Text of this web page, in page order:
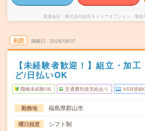
派遣会社 株式会社綜合キャリアオプション 製造
未読 掲載日 2026/08/07
【未経験者歓迎！】組立・加
ど/日払いOK
職種未経験OK 交通費別途支給あり WEB登録
勤務地 福島県郡山市
曜日頻度 シフト制